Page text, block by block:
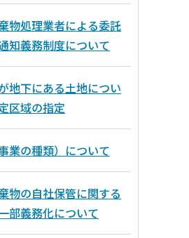
物処理業者による委託
知義務制度について
地下にある土地につい
区域の指定
業の種類）について
物の自社保管に関する
部義務化について